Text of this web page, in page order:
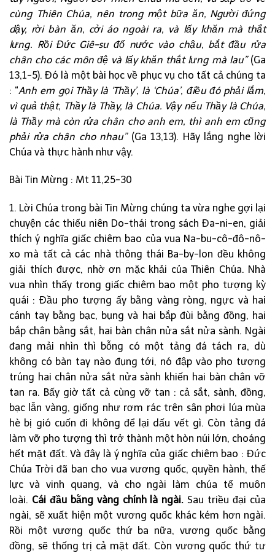
cùng Thiên Chúa, nên trong một bữa ăn, Người đứng
dậy, rời bàn ăn, cởi áo ngoài ra, và lấy khăn mà thắt
lưng. Rồi Đức Giê-su đổ nước vào chậu, bắt đầu rửa
chân cho các môn đệ và lấy khăn thắt lưng mà lau” (Ga
13,1-5). Đó là một bài học về phục vụ cho tất cả chúng ta
: “Anh em gọi Thầy là ‘Thầy’, là ‘Chúa’, điều đó phải lắm,
vì quả thật, Thầy là Thầy, là Chúa. Vậy nếu Thầy là Chúa,
là Thầy mà còn rửa chân cho anh em, thì anh em cũng
phải rửa chân cho nhau”(Ga 13,13). Hãy lắng nghe lời
Chúa và thực hành như vậy.
Bài Tin Mừng : Mt 11,25-30
1. Lời Chúa trong bài Tin Mừng chúng ta vừa nghe gợi lại
chuyện các thiếu niên Do-thái trong sách Đa-ni-en, giải
thích ý nghĩa giấc chiêm bao của vua Na-bu-cô-đô-nô-
xo mà tất cả các nhà thông thái Ba-by-lon đều không
giải thích được, nhờ ơn mặc khải của Thiên Chúa. Nhà
vua nhìn thấy trong giấc chiêm bao một pho tượng kỳ
quái : Đầu pho tượng ấy bằng vàng ròng, ngực và hai
cánh tay bằng bạc, bụng và hai bắp đùi bằng đồng, hai
bắp chân bằng sắt, hai bàn chân nửa sắt nửa sành. Ngài
đang mải nhìn thì bỗng có một tảng đá tách ra, dù
không có bàn tay nào đụng tới, nó đập vào pho tượng
trúng hai chân nửa sắt nửa sành khiến hai bàn chân vỡ
tan ra. Bấy giờ tất cả cùng vỡ tan : cả sắt, sành, đồng,
bạc lẫn vàng, giống như rơm rác trên sân phơi lúa mùa
hè bị gió cuốn đi không để lại dấu vết gì. Còn tảng đá
làm vỡ pho tượng thì trở thành một hòn núi lớn, choáng
hết mặt đất. Và đây là ý nghĩa của giấc chiêm bao : Đức
Chúa Trời đã ban cho vua vương quốc, quyền hành, thế
lực và vinh quang, và cho ngài làm chúa tể muôn
loài. Cái đầu bằng vàng chính là ngài. Sau triều đại của
ngài, sẽ xuất hiện một vương quốc khác kém hơn ngài.
Rồi một vương quốc thứ ba nữa, vương quốc bằng
đồng, sẽ thống trị cả mặt đất. Còn vương quốc thứ tư